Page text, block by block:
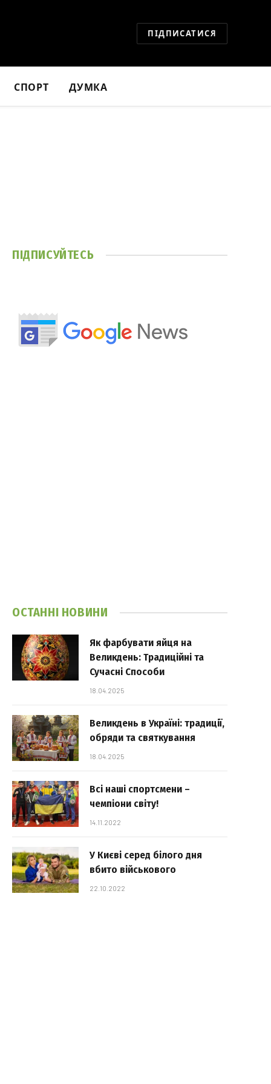
ПІДПИСАТИСЯ
СПОРТ ДУМКА
ПІДПИСУЙТЕСЬ
ОСТАННІ НОВИНИ
Як фарбувати яйця на
Великдень: Традиційні та
Сучасні Способи
18.04.2025
Великдень в Україні: традиції,
обряди та святкування
18.04.2025
Всі наші спортсмени –
чемпіони світу!
14.11.2022
У Києві серед білого дня
вбито військового
22.10.2022